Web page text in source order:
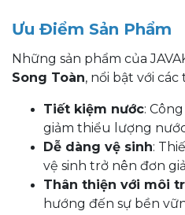
Ưu Điểm Sản Phẩm
Những sản phẩm của
Song Toàn, nổi bật với
Tiết kiệm nước:
giảm thiểu lượng
Dễ dàng vệ sinh:
vệ sinh trở nên đơn
Thân thiện với môi
hướng đến sự bền